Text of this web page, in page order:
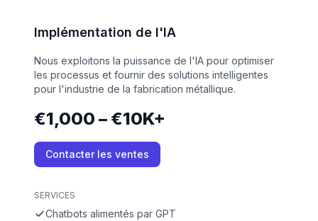
Implémentation de l'IA
Nous exploitons la puissance de l'IA pour optimiser
les processus et fournir des solutions intelligentes
pour l'industrie de la fabrication métallique.
€1,000 – €10K+
Contacter les ventes
SERVICES
Chatbots alimentés par GPT